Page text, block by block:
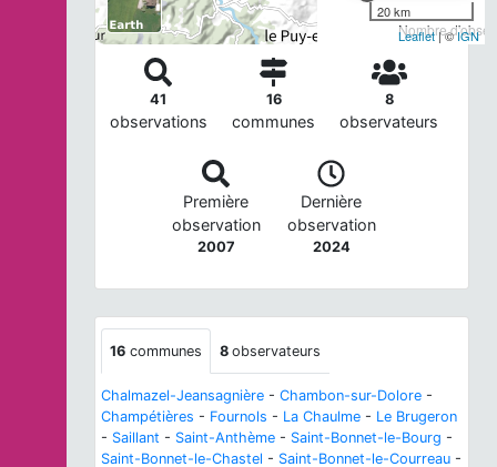
Nombre
20 km
Leaflet| ©IGN
41
observations
16
communes
8
observateurs
Première
observation
2007
Dernière
observation
2024
16 communes 8 observateurs
Chalmazel-Jeansagnière - Chambon-sur-Dolore -
Champétières - Fournols - La Chaulme - Le Brugeron
- Saillant - Saint-Anthème - Saint-Bonnet-le-Bourg -
Saint-Bonnet-le-Chastel - Saint-Bonnet-le-Courreau -